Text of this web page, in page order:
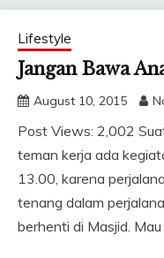
Lifestyle
Jangan Bawa
August 10, 2015
Post Views: 2,002
teman kerja ada
13.00, karena
tenang dalam
berhenti di Masjid.